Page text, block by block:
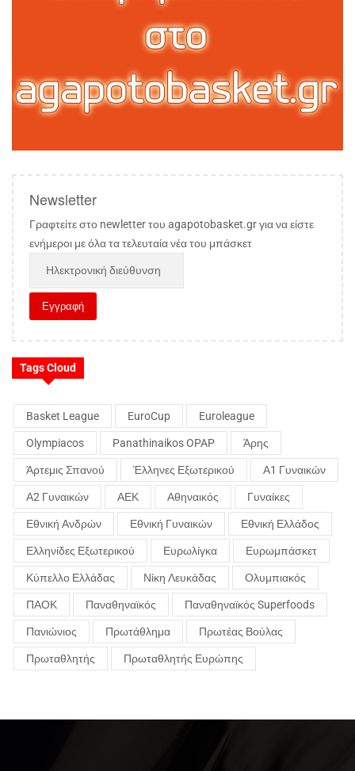
Newsletter
Γραφτείτε στο newletter του agapotobasket.gr για να είστε
ενήμεροι με όλα τα τελευταία νέα του μπάσκετ
Tags Cloud
Basket League EuroCup Euroleague
Olympiacos Panathinaikos OPAP Άρης
Άρτεμις Σπανού Έλληνες Εξωτερικού Α1 Γυναικών
Α2 Γυναικών ΑΕΚ Αθηναικός Γυναίκες
Εθνική Ανδρών Εθνική Γυναικών Εθνική Ελλάδος
Ελληνίδες Εξωτερικού Ευρωλίγκα Ευρωμπάσκετ
Κύπελλο Ελλάδας Νίκη Λευκάδας Ολυμπιακός
ΠΑΟΚ Παναθηναϊκός Παναθηναϊκός Superfoods
Πανιώνιος Πρωτάθλημα Πρωτέας Βούλας
Πρωταθλητής Πρωταθλητής Ευρώπης